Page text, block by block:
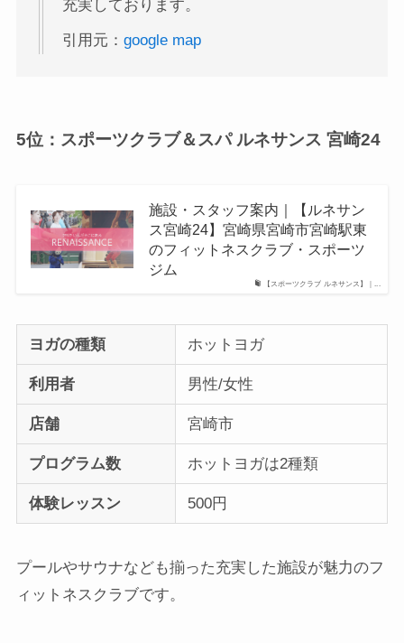
充実しております。
引用元： google map
5位：スポーツクラブ＆スパ ルネサンス 宮崎24
【スポーツクラブ ルネサンス】｜...
施設・スタッフ案内｜【ルネサン
ス宮崎24】宮崎県宮崎市宮崎駅東
のフィットネスクラブ・スポーツ
ジム
ヨガの種類 ホットヨガ
利用者 男性/女性
店舗 宮崎市
プログラム数 ホットヨガは2種類
体験レッスン 500円
プールやサウナなども揃った充実した施設が魅力のフ
ィットネスクラブです。